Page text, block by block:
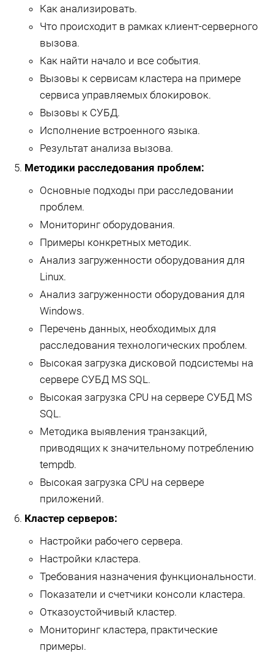
Как анализировать.
Что происходит в рамках клиент-серверного
вызова.
Как найти начало и все события.
Вызовы к сервисам кластера на примере
сервиса управляемых блокировок.
Вызовы к СУБД.
Исполнение встроенного языка.
Результат анализа вызова.
Методики расследования проблем:
Основные подходы при расследовании
проблем.
Мониторинг оборудования.
Примеры конкретных методик.
Анализ загруженности оборудования для
Linux.
Анализ загруженности оборудования для
Windows.
Перечень данных, необходимых для
расследования технологических проблем.
Высокая загрузка дисковой подсистемы на
сервере СУБД MS SQL.
Высокая загрузка CPU на сервере СУБД MS
SQL.
Методика выявления транзакций,
приводящих к значительному потреблению
tempdb.
Высокая загрузка CPU на сервере
приложений.
Кластер серверов:
Настройки рабочего сервера.
Настройки кластера.
Требования назначения функциональности.
Показатели и счетчики консоли кластера.
Отказоустойчивый кластер.
Мониторинг кластера, практические
примеры.